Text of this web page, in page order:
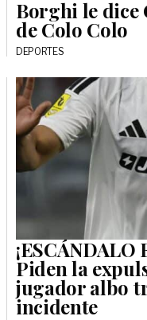
Borghi le dice
de Colo Colo
DEPORTES
¡ESCÁNDALO
Piden la
jugador albo
incidente